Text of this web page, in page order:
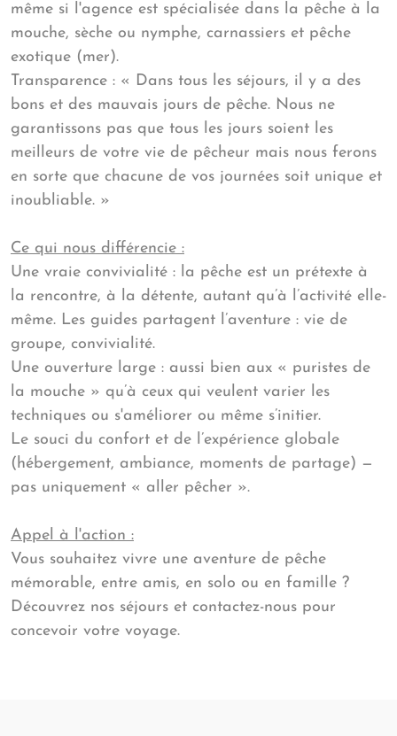
même si l'agence est spécialisée dans la pêche à la
mouche, sèche ou nymphe, carnassiers et pêche
exotique (mer).
Transparence : « Dans tous les séjours, il y a des
bons et des mauvais jours de pêche. Nous ne
garantissons pas que tous les jours soient les
meilleurs de votre vie de pêcheur mais nous ferons
en sorte que chacune de vos journées soit unique et
inoubliable. »
Ce qui nous différencie :
Une vraie convivialité : la pêche est un prétexte à
la rencontre, à la détente, autant qu’à l’activité elle-
même. Les guides partagent l’aventure : vie de
groupe, convivialité.
Une ouverture large : aussi bien aux « puristes de
la mouche » qu’à ceux qui veulent varier les
techniques ou s'améliorer ou même s’initier.
Le souci du confort et de l’expérience globale
(hébergement, ambiance, moments de partage) —
pas uniquement « aller pêcher ».
Appel à l'action :
Vous souhaitez vivre une aventure de pêche
mémorable, entre amis, en solo ou en famille ?
Découvrez nos séjours et contactez-nous pour
concevoir votre voyage.